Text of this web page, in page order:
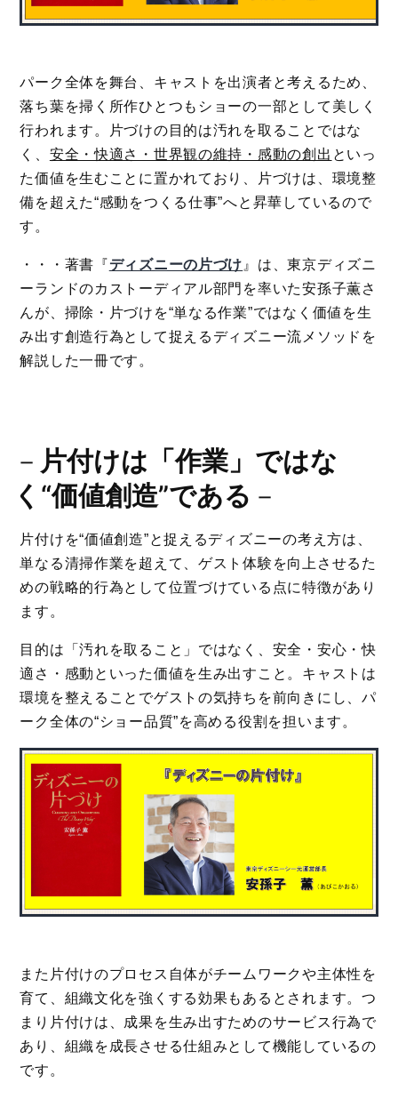
パーク全体を舞台、キャストを出演者と考えるため、
落ち葉を掃く所作ひとつもショーの一部として美しく
行われます。片づけの目的は汚れを取ることではな
く、 安全・快適さ・世界観の維持・感動の創出 といっ
た価値を生むことに置かれており、片づけは、環境整
備を超えた“感動をつくる仕事”へと昇華しているので
す。
・・・著書『ディズニーの片づけ 』は、東京ディズニ
ーランドのカストーディアル部門を率いた安孫子薫さ
んが、掃除・片づけを“単なる作業”ではなく価値を生
み出す創造行為として捉えるディズニー流メソッドを
解説した一冊です。
－ 片付けは「作業」ではな
く“価値創造”である －
片付けを“価値創造”と捉えるディズニーの考え方は、
単なる清掃作業を超えて、ゲスト体験を向上させるた
めの戦略的行為として位置づけている点に特徴があり
ます。
目的は「汚れを取ること」ではなく、安全・安心・快
適さ・感動といった価値を生み出すこと。キャストは
環境を整えることでゲストの気持ちを前向きにし、パ
ーク全体の“ショー品質”を高める役割を担います。
また片付けのプロセス自体がチームワークや主体性を
育て、組織文化を強くする効果もあるとされます。つ
まり片付けは、成果を生み出すためのサービス行為で
あり、組織を成長させる仕組みとして機能しているの
です。